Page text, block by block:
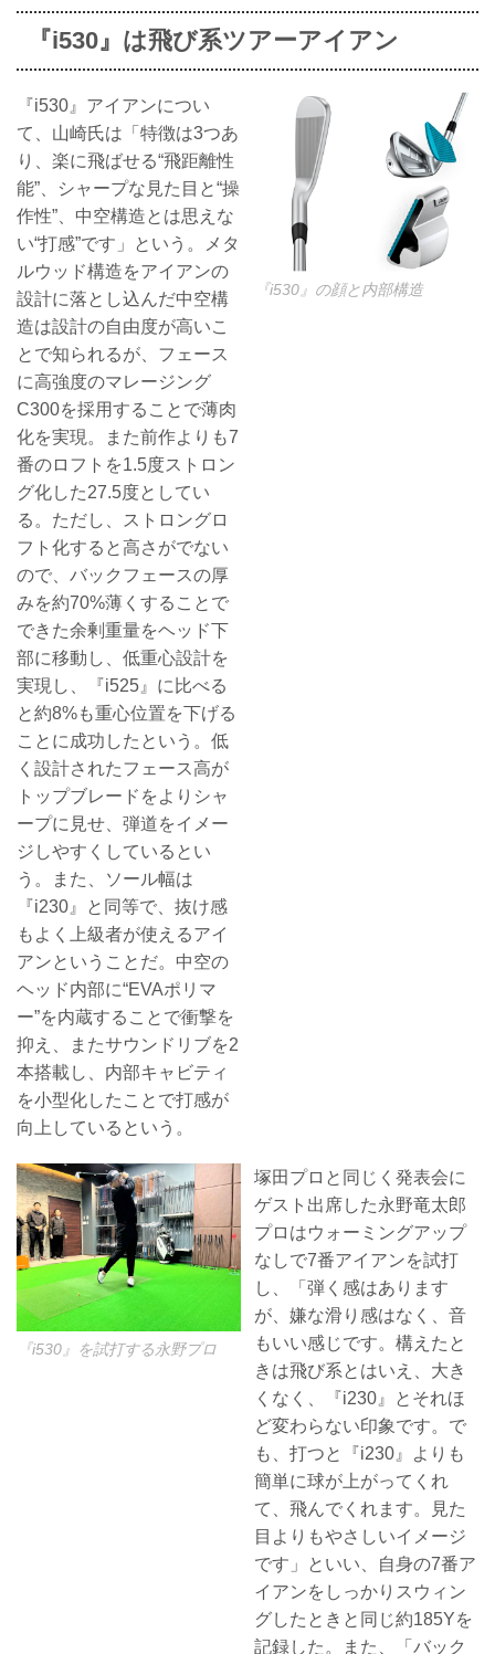
『i530』は飛び系ツアーアイアン
『i530』アイアンについ
て、山崎氏は「特徴は3つあ
り、楽に飛ばせる“飛距離性
能”、シャープな見た目と“操
作性”、中空構造とは思えな
い“打感”です」という。メタ
ルウッド構造をアイアンの
設計に落とし込んだ中空構
造は設計の自由度が高いこ
とで知られるが、フェース
に高強度のマレージング
C300を採用することで薄肉
化を実現。また前作よりも7
番のロフトを1.5度ストロン
グ化した27.5度としてい
る。ただし、ストロングロ
フト化すると高さがでない
ので、バックフェースの厚
みを約70%薄くすることで
できた余剰重量をヘッド下
部に移動し、低重心設計を
実現し、『i525』に比べる
と約8%も重心位置を下げる
ことに成功したという。低
く設計されたフェース高が
トップブレードをよりシャ
ープに見せ、弾道をイメー
ジしやすくしているとい
う。また、ソール幅は
『i230』と同等で、抜け感
もよく上級者が使えるアイ
アンということだ。中空の
ヘッド内部に“EVAポリマ
ー”を内蔵することで衝撃を
抑え、またサウンドリブを2
本搭載し、内部キャビティ
を小型化したことで打感が
向上しているという。
『i530』の顔と内部構造
『i530』を試打する永野プロ
塚田プロと同じく発表会に
ゲスト出席した永野竜太郎
プロはウォーミングアップ
なしで7番アイアンを試打
し、「弾く感はあります
が、嫌な滑り感はなく、音
もいい感じです。構えたと
きは飛び系とはいえ、大き
くなく、『i230』とそれほ
ど変わらない印象です。で
も、打つと『i230』よりも
簡単に球が上がってくれ
て、飛んでくれます。見た
目よりもやさしいイメージ
です」といい、自身の7番ア
イアンをしっかりスウィン
グしたときと同じ約185Yを
記録した。また、「バック